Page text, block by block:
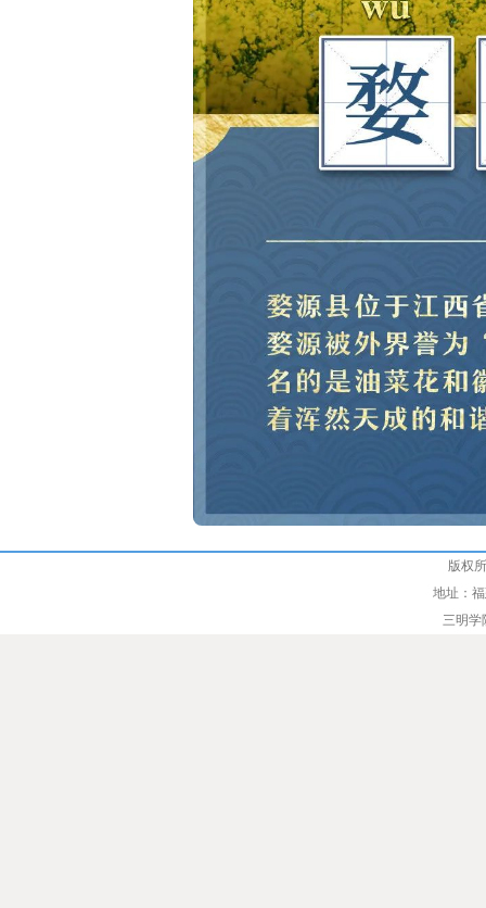
版权
地址：
三明学